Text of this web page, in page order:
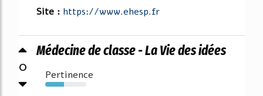
Site : https://www.ehesp.fr
0
Médecine de classe - La Vie des idées
Pertinence
45%